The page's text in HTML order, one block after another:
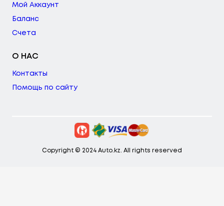
Мой Аккаунт
Баланс
Счета
О НАС
Контакты
Помощь по сайту
Copyright © 2024 Auto.kz. All rights reserved